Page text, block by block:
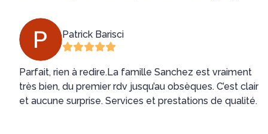
Patrick Barisci
Parfait, rien à redire.La famille Sanchez est vraiment
très bien, du premier rdv jusqu’au obsèques. C’est clair
et aucune surprise. Services et prestations de qualité.